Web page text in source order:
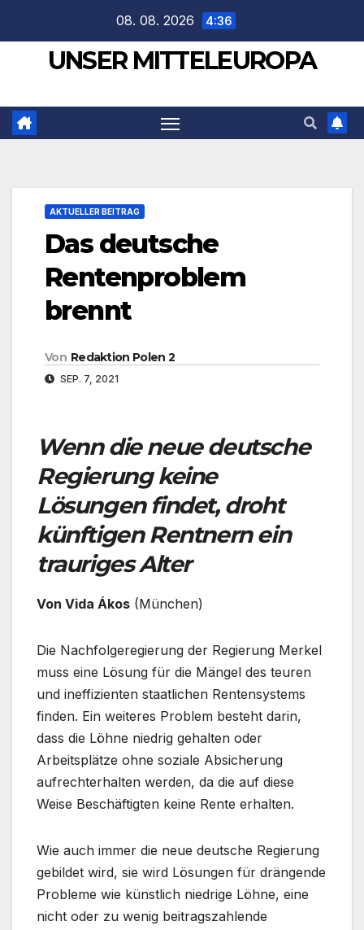
springen
08. 08. 2026 4:36
UNSER MITTELEUROPA
AKTUELLER BEITRAG
Das deutsche
Rentenproblem
brennt
Von Redaktion Polen 2
SEP. 7, 2021
Wenn die neue deutsche
Regierung keine
Lösungen findet, droht
künftigen Rentnern ein
trauriges Alter
Von Vida Ákos (München)
Die Nachfolgeregierung der Regierung Merkel
muss eine Lösung für die Mängel des teuren
und ineffizienten staatlichen Rentensystems
finden. Ein weiteres Problem besteht darin,
dass die Löhne niedrig gehalten oder
Arbeitsplätze ohne soziale Absicherung
aufrechterhalten werden, da die auf diese
Weise Beschäftigten keine Rente erhalten.
Wie auch immer die neue deutsche Regierung
gebildet wird, sie wird Lösungen für drängende
Probleme wie künstlich niedrige Löhne, eine
nicht oder zu wenig beitragszahlende